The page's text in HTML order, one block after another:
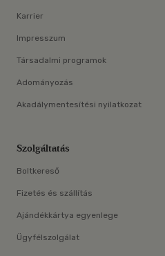
Karrier
Impresszum
Társadalmi programok
Adományozás
Akadálymentesítési nyilatkozat
Szolgáltatás
Boltkereső
Fizetés és szállítás
Ajándékkártya egyenlege
Ügyfélszolgálat